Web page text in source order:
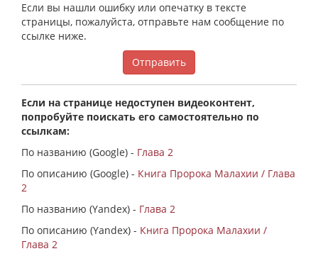
Если вы нашли ошибку или опечатку в тексте
страницы, пожалуйста, отправьте нам сообщение по
ссылке ниже.
Отправить
Если на странице недоступен видеоконтент,
попробуйте поискать его самостоятельно по
ссылкам:
По названию (Google) - Глава 2
По описанию (Google) - Книга Пророка Малахии / Глава
2
По названию (Yandex) - Глава 2
По описанию (Yandex) - Книга Пророка Малахии /
Глава 2